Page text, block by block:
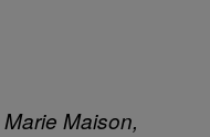
Maison,